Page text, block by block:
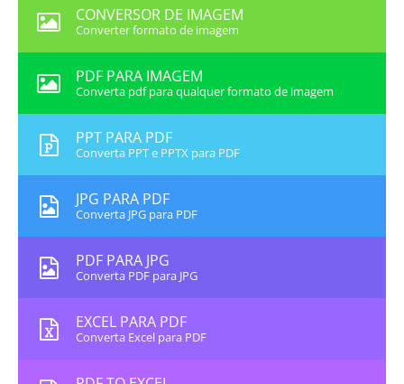
CONVERSOR DE IMAGEM
Converter formato de imagem
PDF PARA IMAGEM
Converta pdf para qualquer formato de imagem
PPT PARA PDF
Converta PPT e PPTX para PDF
JPG PARA PDF
Converta JPG para PDF
PDF PARA JPG
Converta PDF para JPG
EXCEL PARA PDF
Converta Excel para PDF